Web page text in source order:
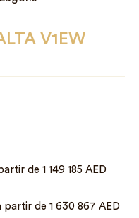
V1EW
de 1 149 185 AED
de 1 630 867 AED